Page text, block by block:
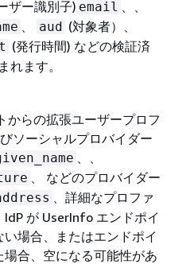
ザー識別子) email
aud (対象者）、
(発行時間) などの検証済
れます。
からの拡張ユーザープロフ
ソーシャルプロバイダー
、 などのプロバイダー
、詳細なプロファ
が UserInfo エンドポイ
場合、またはエンドポイ
合、空になる可能性があ